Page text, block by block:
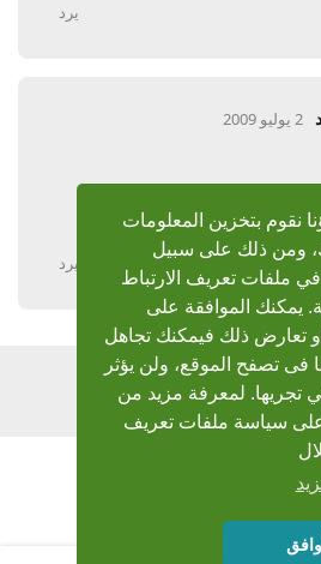
نقوم بتخزين المعلومات
ومن ذلك على سبيل
في ملفات تعريف الارتباط
يمكنك الموافقة على
او تعارض ذلك فيمكنك تجاهل
فى تصفح الموقع، ولن يؤثر
تجريها. لمعرفة مزيد من
على سياسة ملفات تعريف
أوافق
يرد
2 يوليو 2009
يرد